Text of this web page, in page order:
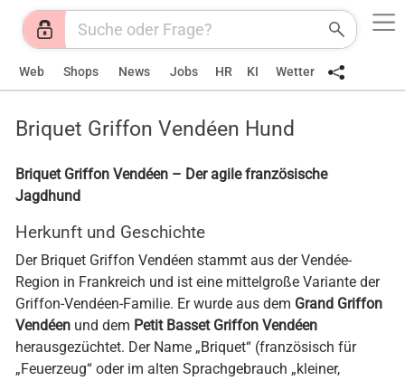
Web Shops News Jobs HR KI Wetter
Briquet Griffon Vendéen Hund
Briquet Griffon Vendéen – Der agile französische
Jagdhund
Herkunft und Geschichte
Der Briquet Griffon Vendéen stammt aus der Vendée-
Region in Frankreich und ist eine mittelgroße Variante der
Griffon-Vendéen-Familie. Er wurde aus dem Grand Griffon
Vendéen und dem Petit Basset Griffon Vendéen
herausgezüchtet. Der Name „Briquet“ (französisch für
„Feuerzeug“ oder im alten Sprachgebrauch „kleiner,